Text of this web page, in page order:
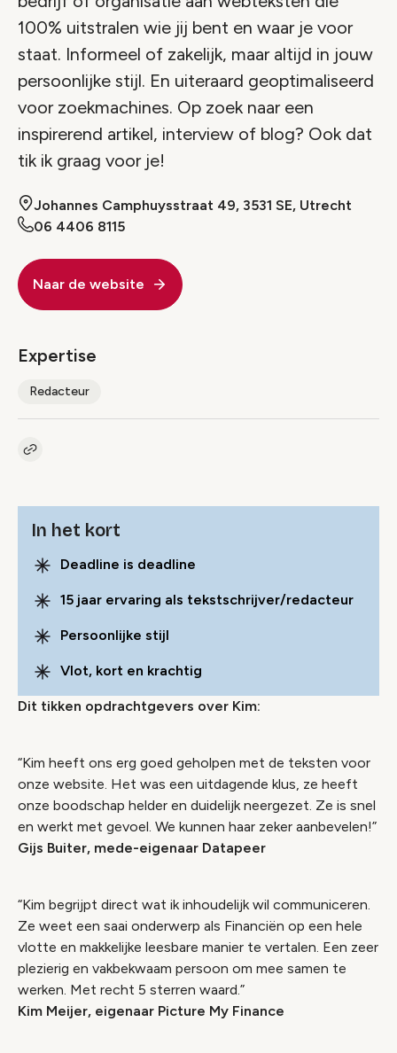
100% uitstralen wie jij bent en waar je voor
staat. Informeel of zakelijk, maar altijd in jouw
persoonlijke stijl. En uiteraard geoptimaliseerd
voor zoekmachines. Op zoek naar een
inspirerend artikel, interview of blog? Ook dat
tik ik graag voor je!
Johannes Camphuysstraat 49, 3531 SE, Utrecht
06 4406 8115
Naar de website
Expertise
Redacteur
Kopieer link naar pagina
In het kort
Deadline is deadline
15 jaar ervaring als tekstschrijver/redacteur
Persoonlijke stijl
Vlot, kort en krachtig
Dit tikken opdrachtgevers over Kim:
“Kim heeft ons erg goed geholpen met de teksten voor
onze website. Het was een uitdagende klus, ze heeft
onze boodschap helder en duidelijk neergezet. Ze is snel
en werkt met gevoel. We kunnen haar zeker aanbevelen!”
Gijs Buiter, mede-eigenaar Datapeer
“Kim begrijpt direct wat ik inhoudelijk wil communiceren.
Ze weet een saai onderwerp als Financiën op een hele
vlotte en makkelijke leesbare manier te vertalen. Een zeer
plezierig en vakbekwaam persoon om mee samen te
werken. Met recht 5 sterren waard.”
Kim Meijer, eigenaar Picture My Finance